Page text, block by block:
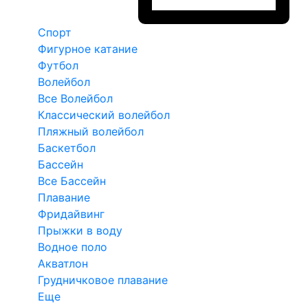
Спорт
Фигурное катание
Футбол
Волейбол
Все Волейбол
Классический волейбол
Пляжный волейбол
Баскетбол
Бассейн
Все Бассейн
Плавание
Фридайвинг
Прыжки в воду
Водное поло
Акватлон
Грудничковое плавание
Еще